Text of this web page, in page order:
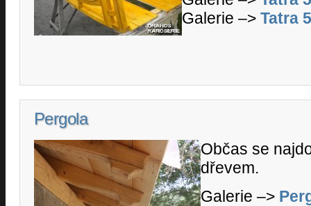
Galerie –> Tatra
Pergola
Občas se
dřevem.
Galerie –>